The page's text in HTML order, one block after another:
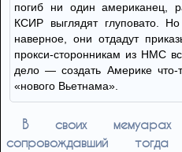
погиб ни один американец,
КСИР выглядят глуповато. Но
наверное, они отдадут
прокси-сторонникам из НМС
дело — создать Америке что-
«нового Вьетнама».
В своих мемуарах
сопровождавший